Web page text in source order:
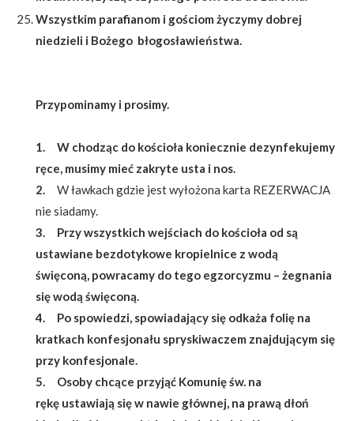
Wszystkim parafianom i gościom życzymy dobrej
niedzieli i Bożego błogosławieństwa.
Przypominamy i prosimy.
1. W chodząc do kościoła koniecznie dezynfekujemy
ręce, musimy mieć zakryte usta i nos.
2. W ławkach gdzie jest wyłożona karta REZERWACJA
nie siadamy.
3. Przy wszystkich wejściach do kościoła od są
ustawiane bezdotykowe kropielnice z wodą
święconą, powracamy do tego egzorcyzmu – żegnania
się wodą święconą.
4. Po spowiedzi, spowiadający się odkaża folię na
kratkach konfesjonału spryskiwaczem znajdującym się
przy konfesjonale.
5. Osoby chcące przyjąć Komunię św. na
rękę ustawiają się w nawie głównej, na prawą dłoń